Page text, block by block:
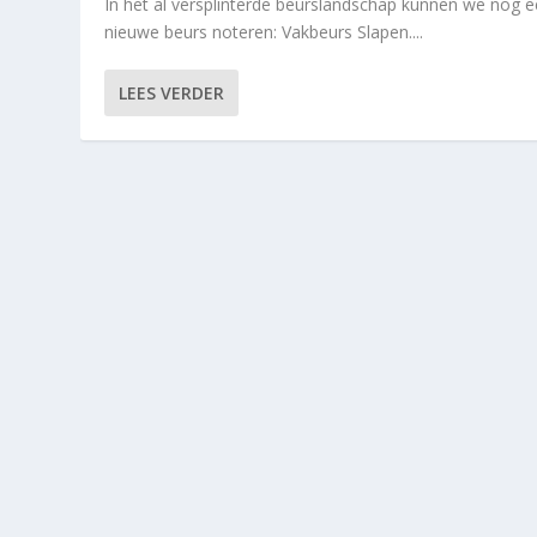
nieuwe beurs noteren: Vakbeurs Slapen....
LEES VERDER